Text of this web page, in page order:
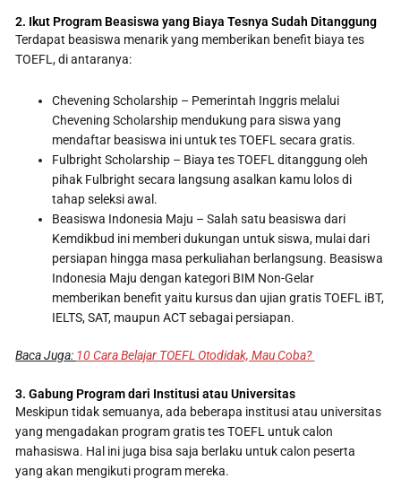
2. Ikut Program Beasiswa yang Biaya Tesnya Sudah Ditanggung
Terdapat beasiswa menarik yang memberikan benefit biaya tes
TOEFL, di antaranya:
Chevening Scholarship – Pemerintah Inggris melalui
Chevening Scholarship mendukung para siswa yang
mendaftar beasiswa ini untuk tes TOEFL secara gratis.
Fulbright Scholarship – Biaya tes TOEFL ditanggung oleh
pihak Fulbright secara langsung asalkan kamu lolos di
tahap seleksi awal.
Beasiswa Indonesia Maju – Salah satu beasiswa dari
Kemdikbud ini memberi dukungan untuk siswa, mulai dari
persiapan hingga masa perkuliahan berlangsung. Beasiswa
Indonesia Maju dengan kategori BIM Non-Gelar
memberikan benefit yaitu kursus dan ujian gratis TOEFL iBT,
IELTS, SAT, maupun ACT sebagai persiapan.
Baca Juga: 10 Cara Belajar TOEFL Otodidak, Mau Coba?
3. Gabung Program dari Institusi atau Universitas
Meskipun tidak semuanya, ada beberapa institusi atau universitas
yang mengadakan program gratis tes TOEFL untuk calon
mahasiswa. Hal ini juga bisa saja berlaku untuk calon peserta
yang akan mengikuti program mereka.